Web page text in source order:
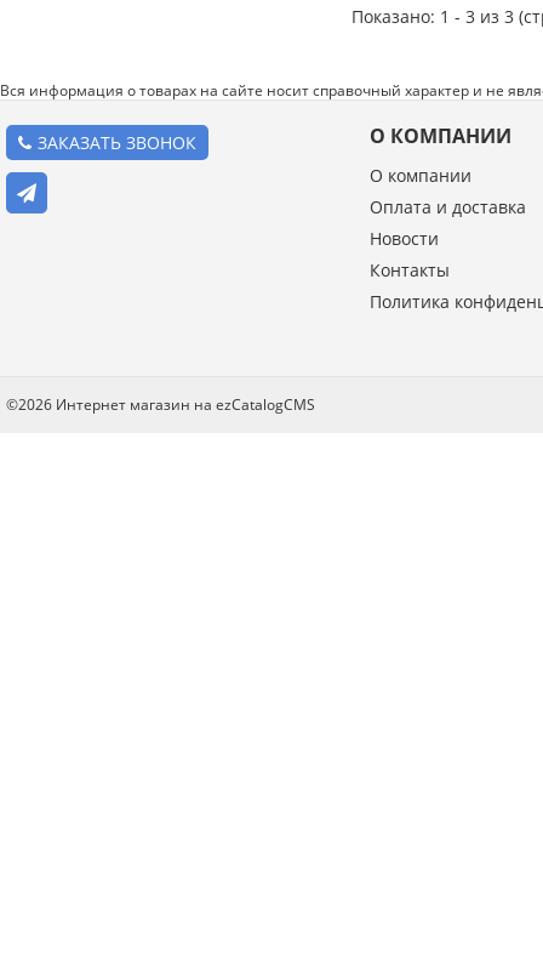
Показано: 1 - 3 из 3
Вся информация о товарах на сайте носит справочный характер и не
ЗАКАЗАТЬ ЗВОНОК О КОМПАНИИ
О компании
Оплата и доставка
Новости
Контакты
Политика
©2026 Интернет магазин на ezCatalogCMS